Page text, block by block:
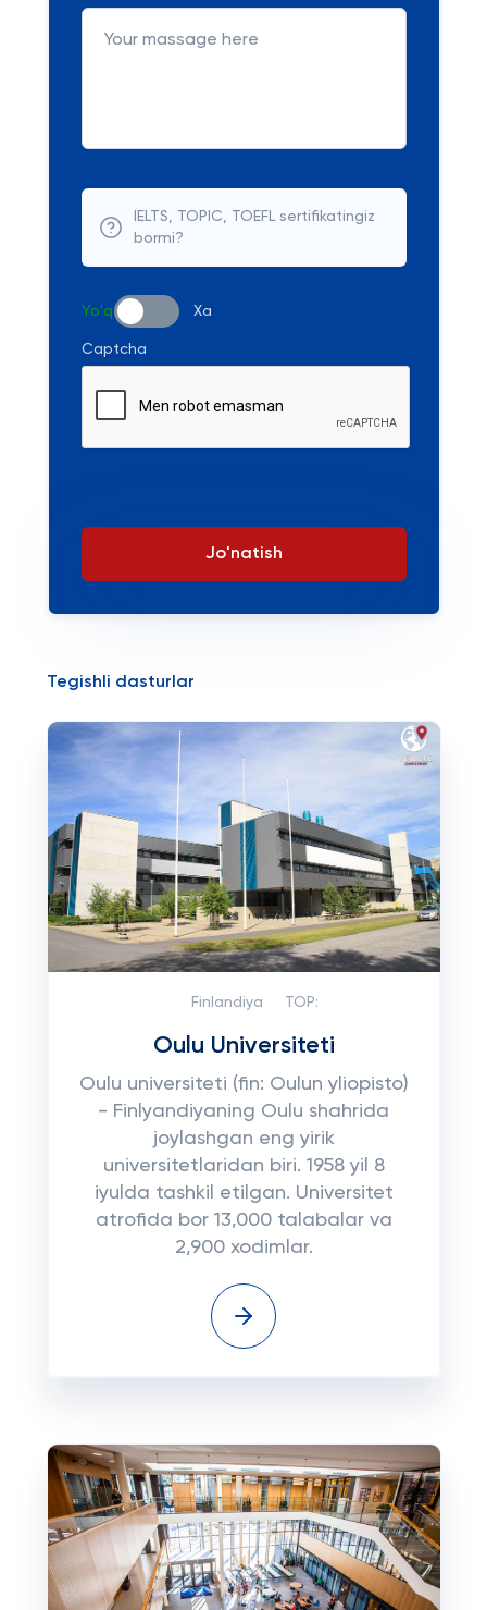
IELTS, TOPIC, TOEFL sertifikatingiz
bormi?
Yo'q Xa
Captcha
Jo'natish
Tegishli dasturlar
Finlandiya TOP:
Oulu Universiteti
Oulu universiteti (fin: Oulun yliopisto)
- Finlyandiyaning Oulu shahrida
joylashgan eng yirik
universitetlaridan biri. 1958 yil 8
iyulda tashkil etilgan. Universitet
atrofida bor 13,000 talabalar va
2,900 xodimlar.